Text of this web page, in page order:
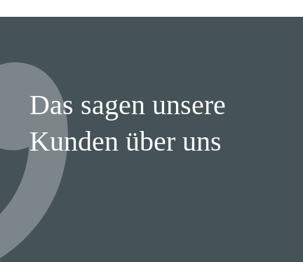
Das sagen unsere
Kunden über uns